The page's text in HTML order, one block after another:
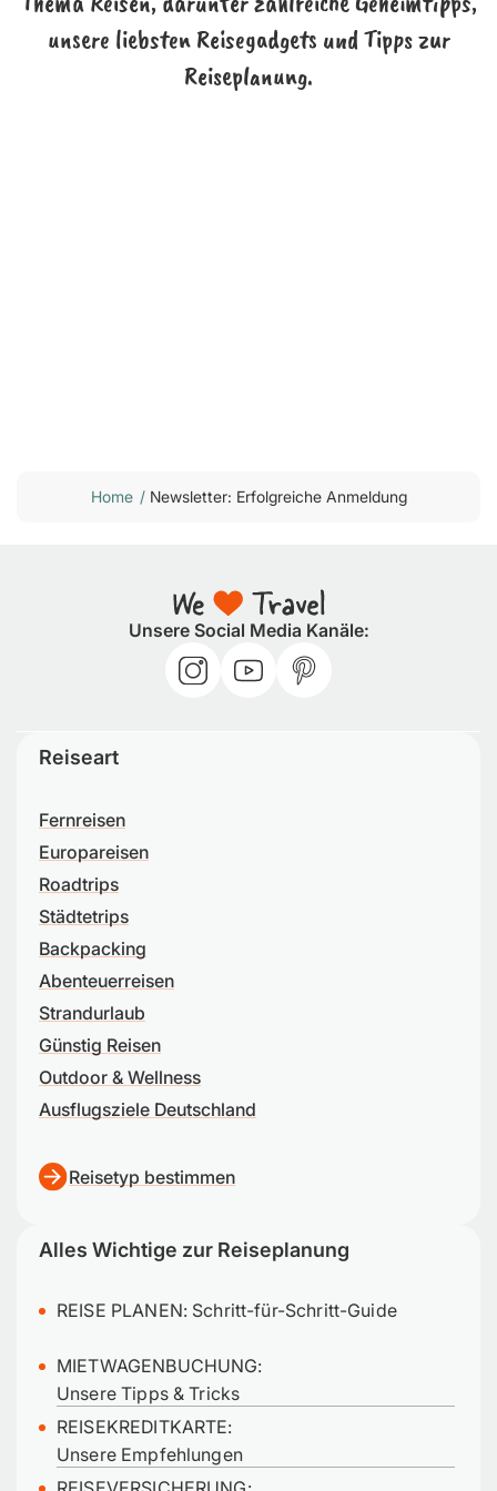
unsere liebsten Reisegadgets und Tipps zur
Reiseplanung.
Home / Newsletter: Erfolgreiche Anmeldung
Unsere Social Media Kanäle:
Reiseart
Fernreisen
Europareisen
Roadtrips
Städtetrips
Backpacking
Abenteuerreisen
Strandurlaub
Günstig Reisen
Outdoor & Wellness
Ausflugsziele Deutschland
Reisetyp bestimmen
Alles Wichtige zur Reiseplanung
REISE PLANEN: Schritt-für-Schritt-Guide
MIETWAGENBUCHUNG:
Unsere Tipps & Tricks
REISEKREDITKARTE:
Unsere Empfehlungen